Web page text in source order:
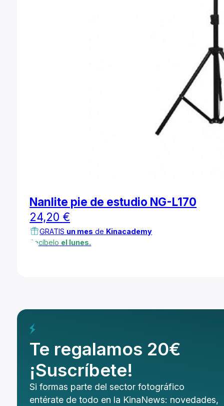
Nanlite pie de estudio NG-L170
24,20 €
GRATIS un mes de Kinacademy
Recíbelo el lunes.
Te regalamos 20€
¡Suscríbete!
Si formas parte del sector fotográfico
entérate de todo en la KinaNews: novedades,